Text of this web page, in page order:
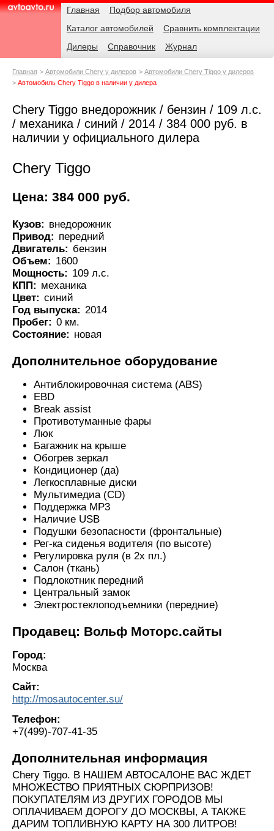
AvtoAvto.ru
Навигация Главная
Подбор автомобиля
Каталог автомобилей
Сравнить комплектации
Дилеры
Справочник Журнал
Родительские
Главная Автомобили Chery у дилеров
Автомобили Chery Tiggo у дилеров
Автомобиль Chery Tiggo в наличии у дилера
Chery Tiggo внедорожник / бензин / 109 л.с.
/ механика / синий / 2014 / 384 000 руб. в
наличии у официального дилера
Chery Tiggo
Цена: 384 000 руб.
Кузов: внедорожник
Привод: передний
Двигатель: бензин
Объем: 1600
Мощность: 109 л.с.
КПП: механика
Цвет: синий
Год выпуска: 2014
Пробег: 0 км.
Состояние: новая
Дополнительное оборудование
Антиблокировочная система (ABS)
EBD
Break assist
Противотуманные фары
Люк
Багажник на крыше
Обогрев зеркал
Кондиционер (да)
Легкосплавные диски
Мультимедиа (CD)
Поддержка MP3
Наличие USB
Подушки безопасности (фронтальные)
Рег-ка сиденья водителя (по высоте)
Регулировка руля (в 2х пл.)
Салон (ткань)
Подлокотник передний
Центральный замок
Электростеклоподъемники (передние)
Продавец: Вольф Моторс.сайты
Город:
Москва
Сайт:
http://mosautocenter.su/
Телефон:
+7(499)-707-41-35
Дополнительная информация
Chery Tiggo. В НАШЕМ АВТОСАЛОНЕ ВАС ЖДЕТ
МНОЖЕСТВО ПРИЯТНЫХ СЮРПРИЗОВ!
ПОКУПАТЕЛЯМ ИЗ ДРУГИХ ГОРОДОВ МЫ
ОПЛАЧИВАЕМ ДОРОГУ ДО МОСКВЫ, А ТАКЖЕ
ДАРИМ ТОПЛИВНУЮ КАРТУ НА 300 ЛИТРОВ!